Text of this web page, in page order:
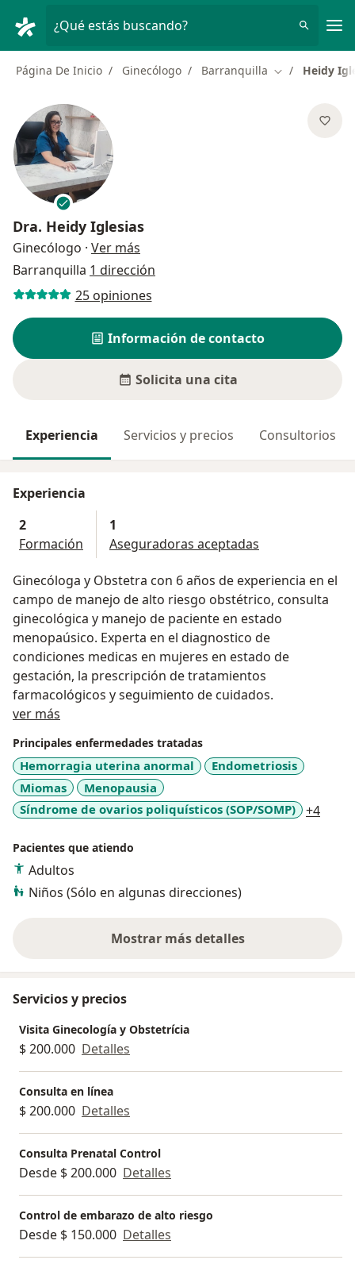
¿Qué estás buscando?
Página De Inicio Ginecólogo Barranquilla Cambiar de
Heidy
Dra. Heidy Iglesias
Ginecólogo · Ver más
Barranquilla 1 dirección
25 opiniones
Información de contacto
Solicita una cita
Experiencia Servicios y precios Consultorios
Experiencia
2
Formación
1
Aseguradoras aceptadas
Ginecóloga y Obstetra con 6 años de experiencia en el
campo de manejo de alto riesgo obstétrico, consulta
ginecológica y manejo de paciente en estado
menopaúsico. Experta en el diagnostico de
condiciones medicas en mujeres en estado de
gestación, la prescripción de tratamientos
farmacológicos y seguimiento de cuidados.
ver más
Principales enfermedades tratadas
Hemorragia uterina anormal
Endometriosis
Miomas
Menopausia
Síndrome de ovarios poliquísticos (SOP/SOMP)
+4
Pacientes que atiendo
Adultos
Niños (Sólo en algunas direcciones)
Mostrar más detalles
sobre la experiencia
Servicios y precios
Visita Ginecología y Obstetrícia
$ 200.000 Detalles
Consulta en línea
$ 200.000 Detalles
Consulta Prenatal Control
Desde $ 200.000 Detalles
Control de embarazo de alto riesgo
Desde $ 150.000 Detalles